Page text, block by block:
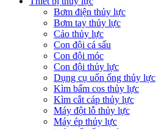
Bơm điện thủy lực
Bơm tay thủy lực
Cảo thủy lực
Con đội cá sấu
Con đội móc
Con đội thủy lực
Dụng cụ uốn ống thủy lực
Kìm bấm cos thủy lực
Kìm cắt cáp thủy lực
Máy đột lỗ thủy lực
Máy ép thủy lực